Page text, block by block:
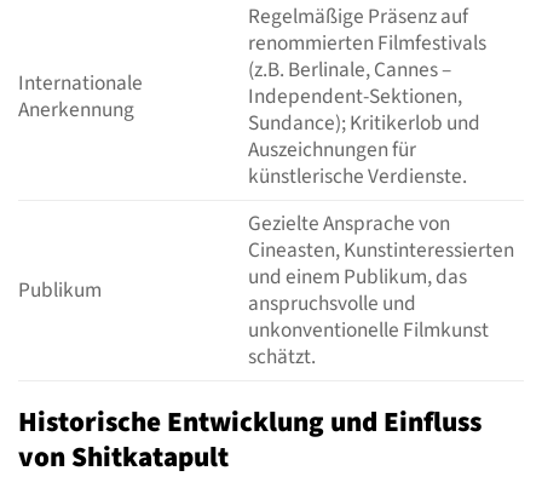
Internationale
Anerkennung
Regelmäßige Präsenz auf
renommierten Filmfestivals
(z.B. Berlinale, Cannes –
Independent-Sektionen,
Sundance); Kritikerlob und
Auszeichnungen für
künstlerische Verdienste.
Publikum
Gezielte Ansprache von
Cineasten, Kunstinteressierten
und einem Publikum, das
anspruchsvolle und
unkonventionelle Filmkunst
schätzt.
Historische Entwicklung und Einfluss
von Shitkatapult